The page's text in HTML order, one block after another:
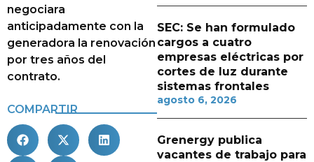
negociara
anticipadamente con la
generadora la renovación
por tres años del
contrato.
COMPARTIR
SEC: Se han formulado
cargos a cuatro
empresas eléctricas por
cortes de luz durante
sistemas frontales
agosto 6, 2026
Grenergy publica
vacantes de trabajo para